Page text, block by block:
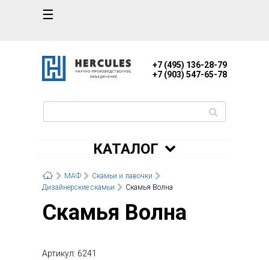
☰
+7 (495) 136-28-79
+7 (903) 547-65-78
КАТАЛОГ
МАФ
Скамьи и лавочки
Дизайнерские скамьи
Скамья Волна
Скамья Волна
Артикул: 6241